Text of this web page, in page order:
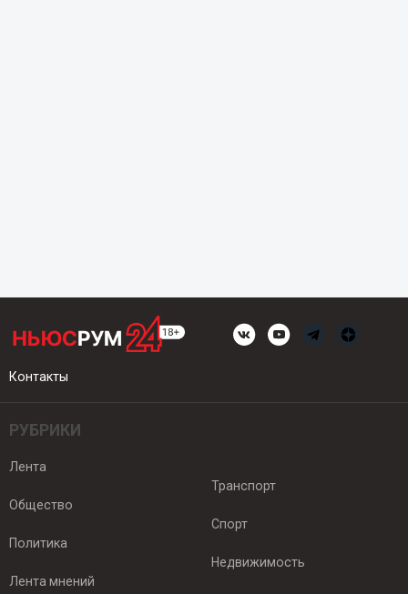
Контакты
РУБРИКИ
Лента
Общество
Политика
Лента мнений
Транспорт
Спорт
Недвижимость